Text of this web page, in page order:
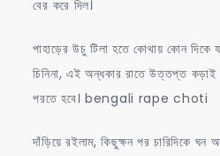
বের করে দিল।
পাহাড়ের উচু টিলা হতে কোথায় কোন দিকে
চিনিনা, এই অন্ধকার রাতে উত্তপ্ত
পরতে হবে। bengali rape choti
দাঁড়িয়ে রইলাম, কিছুক্ষন পর চারিদিকে ঘন